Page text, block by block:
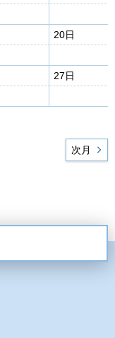
20日
27日
次月